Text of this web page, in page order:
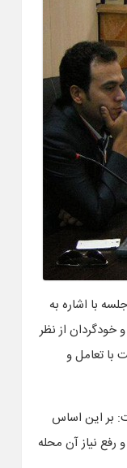
با اشاره به
خودگردان از نظر
با تعامل و
بر این اساس
نیاز آن محله